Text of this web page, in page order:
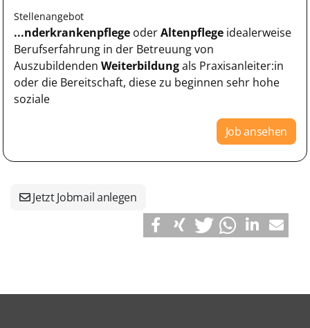
Stellenangebot
...nderkrankenpflege oderAltenpflege idealerweise
Berufserfahrung in der Betreuung von
Auszubildenden Weiterbildungals Praxisanleiter:in
oder die Bereitschaft, diese zu beginnen sehr hohe
soziale
Job ansehen
Jetzt Jobmail anlegen